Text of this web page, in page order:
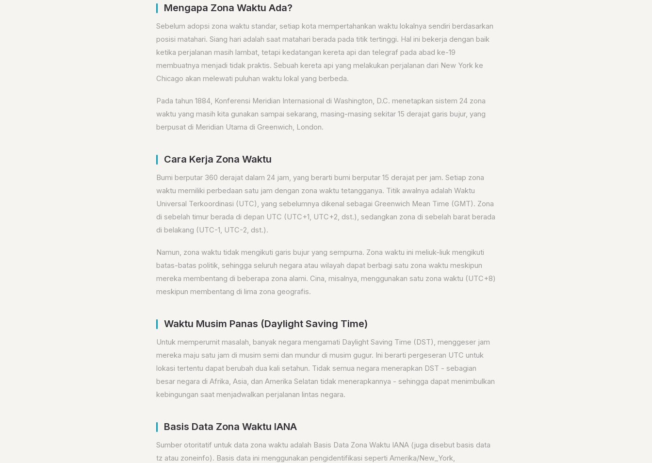
Mengapa Zona Waktu Ada?
Sebelum adopsi zona waktu standar, setiap kota mempertahankan waktu lokalnya sendiri berdasarkan
posisi matahari. Siang hari adalah saat matahari berada pada titik tertinggi. Hal ini bekerja dengan baik
ketika perjalanan masih lambat, tetapi kedatangan kereta api dan telegraf pada abad ke-19
membuatnya menjadi tidak praktis. Sebuah kereta api yang melakukan perjalanan dari New York ke
Chicago akan melewati puluhan waktu lokal yang berbeda.
Pada tahun 1884, Konferensi Meridian Internasional di Washington, D.C. menetapkan sistem 24 zona
waktu yang masih kita gunakan sampai sekarang, masing-masing sekitar 15 derajat garis bujur, yang
berpusat di Meridian Utama di Greenwich, London.
Cara Kerja Zona Waktu
Bumi berputar 360 derajat dalam 24 jam, yang berarti bumi berputar 15 derajat per jam. Setiap zona
waktu memiliki perbedaan satu jam dengan zona waktu tetangganya. Titik awalnya adalah Waktu
Universal Terkoordinasi (UTC), yang sebelumnya dikenal sebagai Greenwich Mean Time (GMT). Zona
di sebelah timur berada di depan UTC (UTC+1, UTC+2, dst.), sedangkan zona di sebelah barat berada
di belakang (UTC-1, UTC-2, dst.).
Namun, zona waktu tidak mengikuti garis bujur yang sempurna. Zona waktu ini meliuk-liuk mengikuti
batas-batas politik, sehingga seluruh negara atau wilayah dapat berbagi satu zona waktu meskipun
mereka membentang di beberapa zona alami. Cina, misalnya, menggunakan satu zona waktu (UTC+8)
meskipun membentang di lima zona geografis.
Waktu Musim Panas (Daylight Saving Time)
Untuk memperumit masalah, banyak negara mengamati Daylight Saving Time (DST), menggeser jam
mereka maju satu jam di musim semi dan mundur di musim gugur. Ini berarti pergeseran UTC untuk
lokasi tertentu dapat berubah dua kali setahun. Tidak semua negara menerapkan DST - sebagian
besar negara di Afrika, Asia, dan Amerika Selatan tidak menerapkannya - sehingga dapat menimbulkan
kebingungan saat menjadwalkan perjalanan lintas negara.
Basis Data Zona Waktu IANA
Sumber otoritatif untuk data zona waktu adalah Basis Data Zona Waktu IANA (juga disebut basis data
tz atau zoneinfo). Basis data ini menggunakan pengidentifikasi seperti Amerika/New_York,